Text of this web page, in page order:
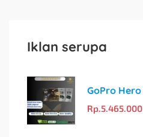
Iklan serupa
Rp.5.465.000